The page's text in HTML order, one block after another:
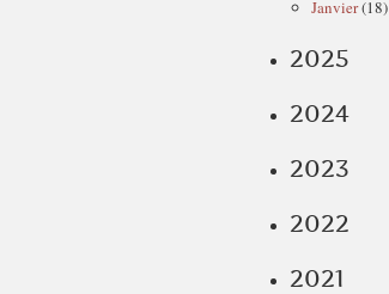
Janvier(18)
2025
2024
2023
2022
2021